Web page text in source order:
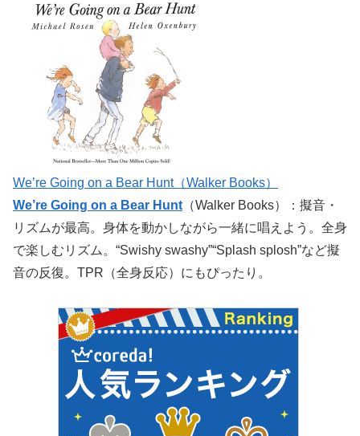
We’re Going on a Bear Hunt（Walker Books）
We’re Going on a Bear Hunt （Walker Books）：擬音・
リズムが最高。身体を動かしながら一緒に唱えよう。全身
で楽しむリズム。“Swishy swashy”“Splash splosh”など擬
音の反復。TPR（全身反応）にもぴったり。